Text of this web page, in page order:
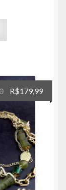
O
preço
original
era:
R$200,00.
R$179,99O
preço